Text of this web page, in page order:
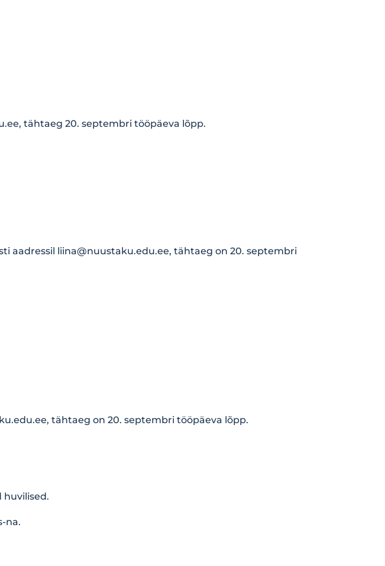
, tähtaeg 20. septembri tööpäeva lõpp.
aadressil liina@nuustaku.edu.ee, tähtaeg on 20. septembri
, tähtaeg on 20. septembri tööpäeva lõpp.
huvilised.
na.